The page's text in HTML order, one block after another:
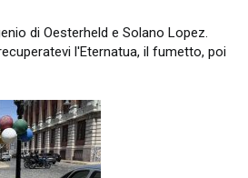
di Oesterheld e Solano Lopez.
l'Eternatua, il fumetto, poi